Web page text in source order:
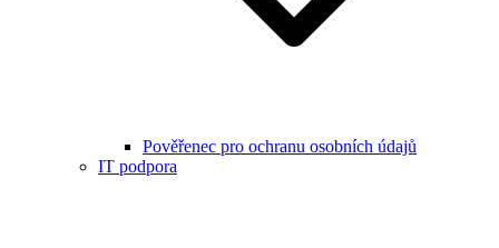
Pověřenec pro ochranu osobních údajů
IT podpora